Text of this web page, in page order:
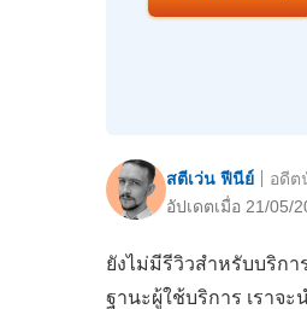
สตีเว่น ฟีนีย์
อัปเดตเมื่อ 21/05/
อดีต
ยังไม่มีรีวิวสำหรับบริก
ฐานะผู้ใช้บริการ เราจ